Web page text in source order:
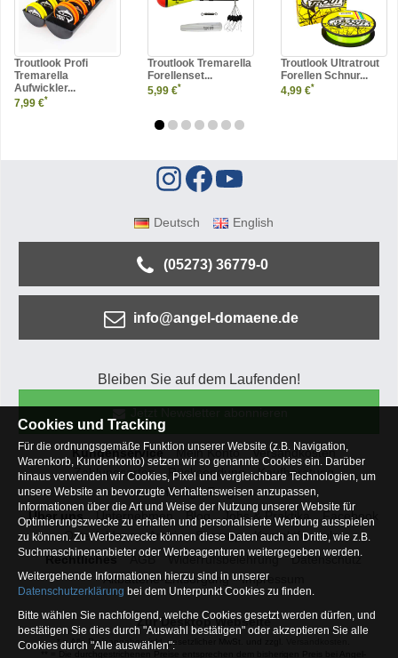
Troutlook Profi
Tremarella
Aufwickler...
7,99 €*
Troutlook Tremarella
Forellenset...
5,99 €*
Troutlook Ultratrout
Forellen Schnur...
4,99 €*
Deutsch English
(05273) 36779-0
info@angel-domaene.de
Bleiben Sie auf dem Laufenden!
Kundenservice Mein Konto
Versandkosten
Zahlungsarten
Rücksendung
Kaufberatung
Häufige Fragen
Über uns
Unternehmen Blog Jobs & Praktika
Facebook
Osterfeldsee
Archiv Sitemap
Kontaktformular
Rechtliches
AGB Widerrufsbelehrung
Datenschutz
Altbatterie-Entsorgung
Impressum
Zur Desktop Webseite
* = Alle Preisangaben inkl. gesetzlicher MwSt. und zzgl.
Cookies und Tracking
Für die ordnungsgemäße Funktion unserer Website (z.B. Navigation,
Warenkorb, Kundenkonto) setzen wir so genannte Cookies ein. Darüber
hinaus verwenden wir Cookies, Pixel und vergleichbare Technologien, um
unsere Website an bevorzugte Verhaltensweisen anzupassen,
Informationen über die Art und Weise der Nutzung unserer Website für
Optimierungszwecke zu erhalten und personalisierte Werbung ausspielen
zu können. Zu Werbezwecke können diese Daten auch an Dritte, wie z.B.
Suchmaschinenanbieter oder Werbeagenturen weitergegeben werden.
Weitergehende Informationen hierzu sind in unserer
Datenschutzerklärung bei dem Unterpunkt Cookies zu finden.
Bitte wählen Sie nachfolgend, welche Cookies gesetzt werden dürfen, und
bestätigen Sie dies durch "Auswahl bestätigen" oder akzeptieren Sie alle
Cookies durch "Alle auswählen":